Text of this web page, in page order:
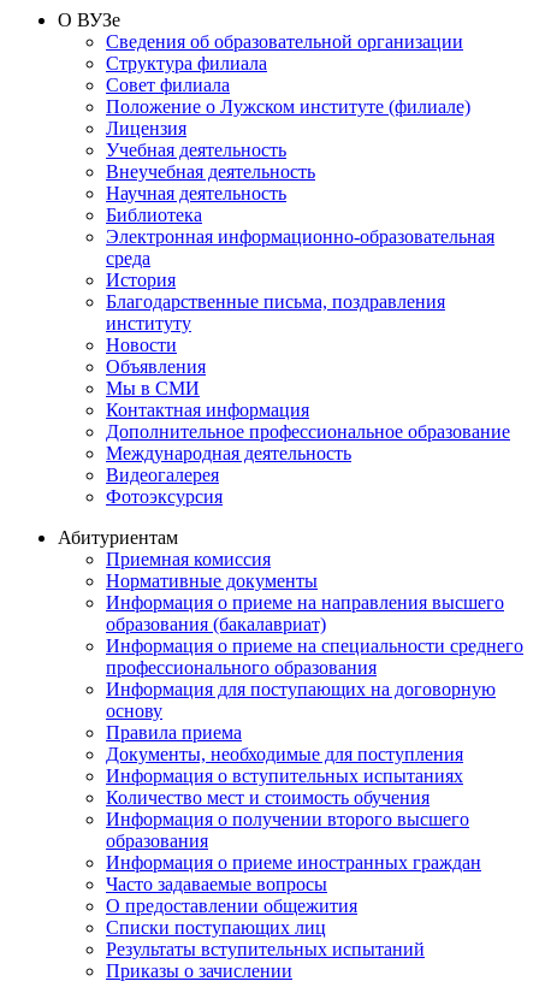
О ВУЗе
Сведения об образовательной организации
Структура филиала
Совет филиала
Положение о Лужском институте (филиале)
Лицензия
Учебная деятельность
Внеучебная деятельность
Научная деятельность
Библиотека
Электронная информационно-образовательная
среда
История
Благодарственные письма, поздравления
институту
Новости
Объявления
Мы в СМИ
Контактная информация
Дополнительное профессиональное образование
Международная деятельность
Видеогалерея
Фотоэксурсия
Абитуриентам
Приемная комиссия
Нормативные документы
Информация о приеме на направления высшего
образования (бакалавриат)
Информация о приеме на специальности среднего
профессионального образования
Информация для поступающих на договорную
основу
Правила приема
Документы, необходимые для поступления
Информация о вступительных испытаниях
Количество мест и стоимость обучения
Информация о получении второго высшего
образования
Информация о приеме иностранных граждан
Часто задаваемые вопросы
О предоставлении общежития
Списки поступающих лиц
Результаты вступительных испытаний
Приказы о зачислении